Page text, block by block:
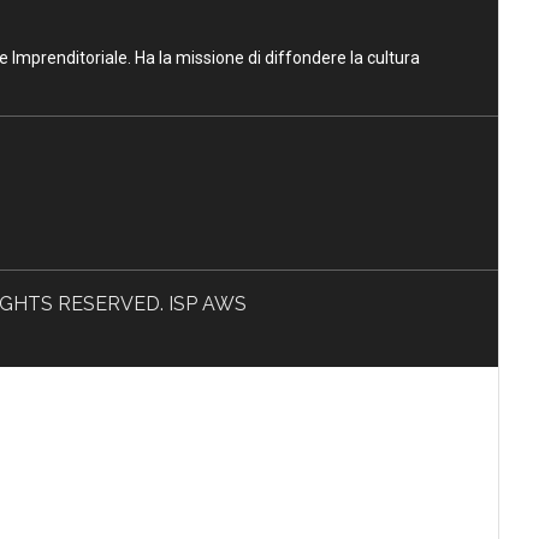
Imprenditoriale. Ha la missione di diffondere la cultura
RESERVED. ISP AWS